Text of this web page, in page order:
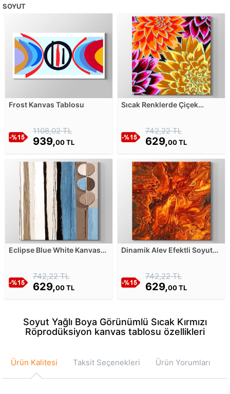
SOYUT
Frost Kanvas Tablosu
1108,02 TL
939,00 TL
Sıcak Renklerde Çiçek
742,22 TL
629,00 TL
Eclipse Blue White Kanvas
742,22 TL
629,00 TL
Dinamik Alev Efektli Soyut
742,22 TL
629,00 TL
Soyut Yağlı Boya Görünümlü Sıcak Kırmızı
Röprodüksiyon kanvas tablosu özellikleri
Ürün Kalitesi Taksit Seçenekleri Ürün Yorumları